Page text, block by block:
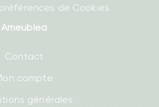
de Cookies
Ameublea
Contact
compte
générales